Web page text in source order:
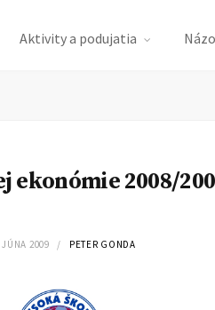
Aktivity a podujatia
ekonómie 2008/
2009 PETER GONDA